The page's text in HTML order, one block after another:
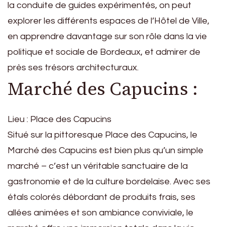
la conduite de guides expérimentés, on peut
explorer les différents espaces de l’Hôtel de Ville,
en apprendre davantage sur son rôle dans la vie
politique et sociale de Bordeaux, et admirer de
près ses trésors architecturaux.
Marché des Capucins :
Lieu : Place des Capucins
Situé sur la pittoresque Place des Capucins, le
Marché des Capucins est bien plus qu’un simple
marché – c’est un véritable sanctuaire de la
gastronomie et de la culture bordelaise. Avec ses
étals colorés débordant de produits frais, ses
allées animées et son ambiance conviviale, le